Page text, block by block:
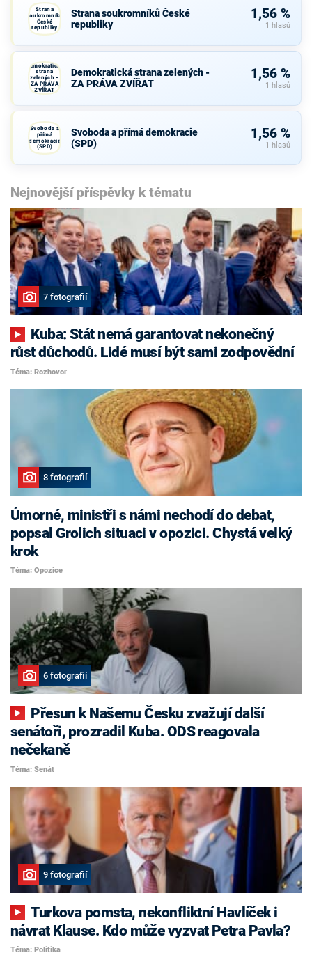
Strana
soukromníků
České
republiky
Strana soukromníků České
republiky
1,56 %
1 hlasů
Demokratická
strana
zelených -
ZA PRÁVA
ZVÍŘAT
Demokratická strana zelených -
ZA PRÁVA ZVÍŘAT
1,56 %
1 hlasů
Svoboda a
přímá
demokracie
(SPD)
Svoboda a přímá demokracie
(SPD)
1,56 %
1 hlasů
Nejnovější příspěvky k tématu
7 fotografií
růst důchodů. Lidé musí být sami zodpovědní
Téma: Rozhovor
8 fotografií
Úmorné, ministři s námi nechodí do debat,
popsal Grolich situaci v opozici. Chystá velký
krok
Téma: Opozice
6 fotografií
senátoři, prozradil Kuba. ODS reagovala
nečekaně
Téma: Senát
9 fotografií
Turkova pomsta, nekonfliktní Havlíček i
návrat Klause. Kdo může vyzvat Petra Pavla?
Téma: Politika